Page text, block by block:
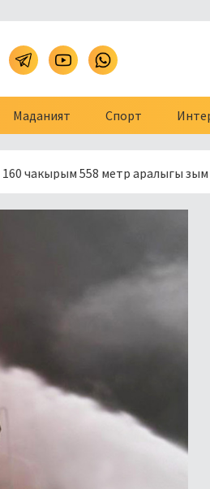
Маданият Спорт
558 метр аралыгы зым менен